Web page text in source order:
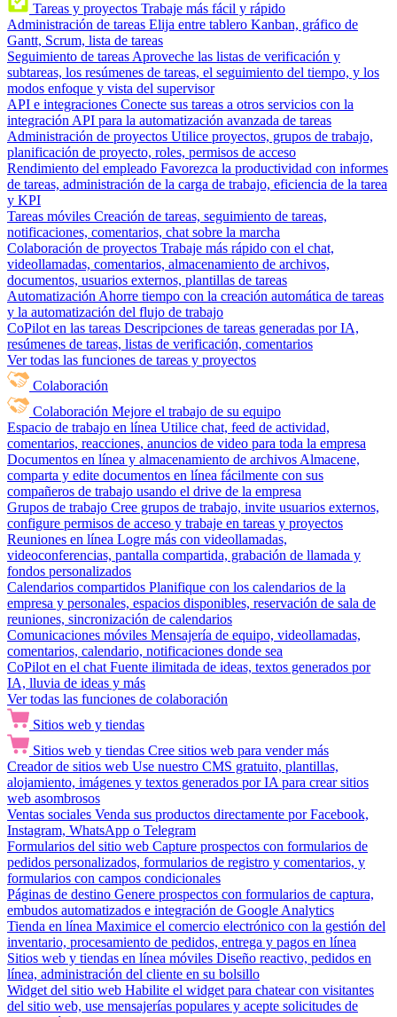
Tareas y proyectos Trabaje más fácil y rápido
Administración de tareas Elija entre tablero Kanban, gráfico de
Gantt, Scrum, lista de tareas
Seguimiento de tareas Aproveche las listas de verificación y
subtareas, los resúmenes de tareas, el seguimiento del tiempo, y los
modos enfoque y vista del supervisor
API e integraciones Conecte sus tareas a otros servicios con la
integración API para la automatización avanzada de tareas
Administración de proyectos Utilice proyectos, grupos de trabajo,
planificación de proyecto, roles, permisos de acceso
Rendimiento del empleado Favorezca la productividad con informes
de tareas, administración de la carga de trabajo, eficiencia de la tarea
y KPI
Tareas móviles Creación de tareas, seguimiento de tareas,
notificaciones, comentarios, chat sobre la marcha
Colaboración de proyectos Trabaje más rápido con el chat,
videollamadas, comentarios, almacenamiento de archivos,
documentos, usuarios externos, plantillas de tareas
Automatización Ahorre tiempo con la creación automática de tareas
y la automatización del flujo de trabajo
CoPilot en las tareas Descripciones de tareas generadas por IA,
resúmenes de tareas, listas de verificación, comentarios
Ver todas las funciones de tareas y proyectos
Colaboración
Colaboración Mejore el trabajo de su equipo
Espacio de trabajo en línea Utilice chat, feed de actividad,
comentarios, reacciones, anuncios de video para toda la empresa
Documentos en línea y almacenamiento de archivos Almacene,
comparta y edite documentos en línea fácilmente con sus
compañeros de trabajo usando el drive de la empresa
Grupos de trabajo Cree grupos de trabajo, invite usuarios externos,
configure permisos de acceso y trabaje en tareas y proyectos
Reuniones en línea Logre más con videollamadas,
videoconferencias, pantalla compartida, grabación de llamada y
fondos personalizados
Calendarios compartidos Planifique con los calendarios de la
empresa y personales, espacios disponibles, reservación de sala de
reuniones, sincronización de calendarios
Comunicaciones móviles Mensajería de equipo, videollamadas,
comentarios, calendario, notificaciones donde sea
CoPilot en el chat Fuente ilimitada de ideas, textos generados por
IA, lluvia de ideas y más
Ver todas las funciones de colaboración
Sitios web y tiendas
Sitios web y tiendas Cree sitios web para vender más
Creador de sitios web Use nuestro CMS gratuito, plantillas,
alojamiento, imágenes y textos generados por IA para crear sitios
web asombrosos
Ventas sociales Venda sus productos directamente por Facebook,
Instagram, WhatsApp o Telegram
Formularios del sitio web Capture prospectos con formularios de
pedidos personalizados, formularios de registro y comentarios, y
formularios con campos condicionales
Páginas de destino Genere prospectos con formularios de captura,
embudos automatizados e integración de Google Analytics
Tienda en línea Maximice el comercio electrónico con la gestión del
inventario, procesamiento de pedidos, entrega y pagos en línea
Sitios web y tiendas en línea móviles Diseño reactivo, pedidos en
línea, administración del cliente en su bolsillo
Widget del sitio web Habilite el widget para chatear con visitantes
del sitio web, use mensajerías populares y acepte solicitudes de